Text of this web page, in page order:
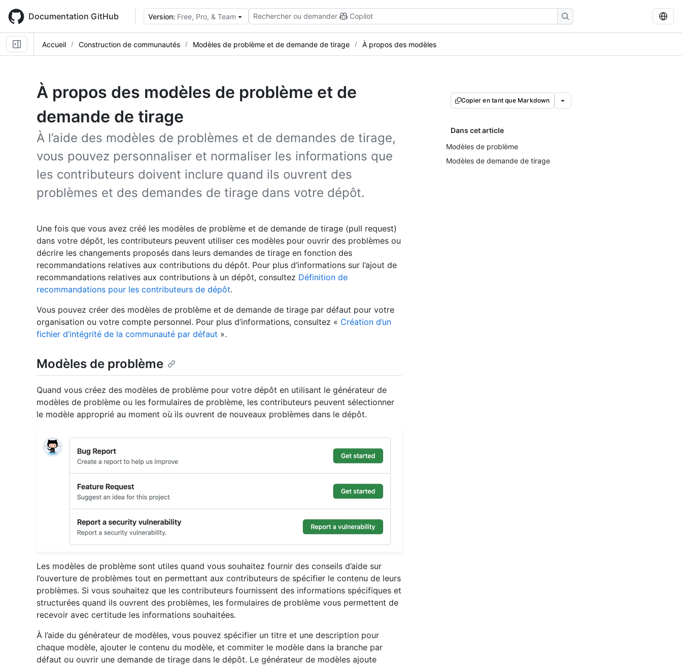
main
content
Documentation GitHub Version: Free, Pro, & Team Rechercher ou demander Copilot
Accueil Construction de communautés Modèles de problème et de demande de tirage À propos des modèles
À propos des modèles de problème et de
demande de tirage
À l’aide des modèles de problèmes et de demandes de tirage,
vous pouvez personnaliser et normaliser les informations que
les contributeurs doivent inclure quand ils ouvrent des
problèmes et des demandes de tirage dans votre dépôt.
Copier en tant que Markdown
Dans cet article
Modèles de problème
Modèles de demande de tirage
Une fois que vous avez créé les modèles de problème et de demande de tirage (pull request)
dans votre dépôt, les contributeurs peuvent utiliser ces modèles pour ouvrir des problèmes ou
décrire les changements proposés dans leurs demandes de tirage en fonction des
recommandations relatives aux contributions du dépôt. Pour plus d’informations sur l’ajout de
recommandations relatives aux contributions à un dépôt, consultez Définition de
recommandations pour les contributeurs de dépôt.
Vous pouvez créer des modèles de problème et de demande de tirage par défaut pour votre
organisation ou votre compte personnel. Pour plus d’informations, consultez « Création d’un
fichier d’intégrité de la communauté par défaut ».
Modèles de problème
Quand vous créez des modèles de problème pour votre dépôt en utilisant le générateur de
modèles de problème ou les formulaires de problème, les contributeurs peuvent sélectionner
le modèle approprié au moment où ils ouvrent de nouveaux problèmes dans le dépôt.
Les modèles de problème sont utiles quand vous souhaitez fournir des conseils d’aide sur
l’ouverture de problèmes tout en permettant aux contributeurs de spécifier le contenu de leurs
problèmes. Si vous souhaitez que les contributeurs fournissent des informations spécifiques et
structurées quand ils ouvrent des problèmes, les formulaires de problème vous permettent de
recevoir avec certitude les informations souhaitées.
À l’aide du générateur de modèles, vous pouvez spécifier un titre et une description pour
chaque modèle, ajouter le contenu du modèle, et commiter le modèle dans la branche par
défaut ou ouvrir une demande de tirage dans le dépôt. Le générateur de modèles ajoute